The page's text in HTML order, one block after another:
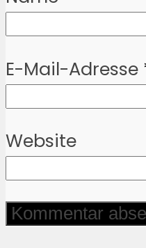
E-Mail-Adresse
Website